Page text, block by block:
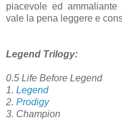
piacevole ed
vale la pena leggere e
Legend Trilogy:
0.5 Life Before Legend
1. Legend
2. Prodigy
3. Champion